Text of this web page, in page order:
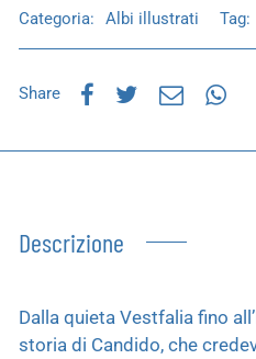
Categoria: Albi illustrati Tag:
Share
Descrizione
Dalla quieta Vestfalia fino
storia di Candido, che